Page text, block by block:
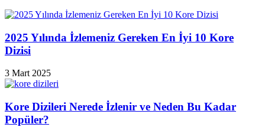
2025 Yılında İzlemeniz Gereken En İyi 10 Kore
Dizisi
3 Mart 2025
Kore Dizileri Nerede İzlenir ve Neden Bu Kadar
Popüler?